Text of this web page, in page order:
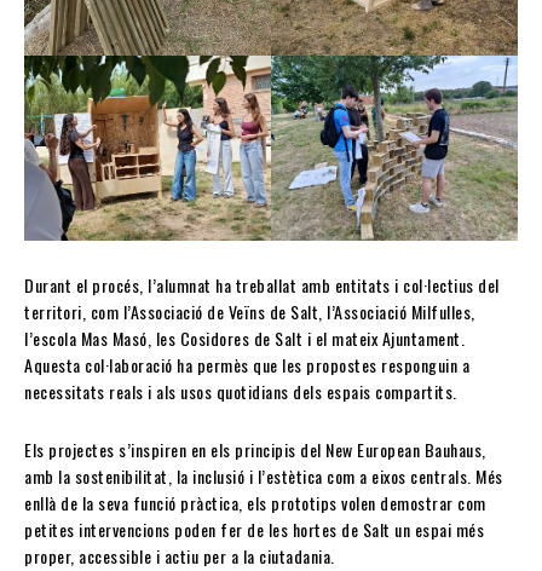
Durant el procés, l’alumnat ha treballat amb entitats i col·lectius del
territori, com l’Associació de Veïns de Salt, l’Associació Milfulles,
l’escola Mas Masó, les Cosidores de Salt i el mateix Ajuntament.
Aquesta col·laboració ha permès que les propostes responguin a
necessitats reals i als usos quotidians dels espais compartits.
Els projectes s’inspiren en els principis del New European Bauhaus,
amb la sostenibilitat, la inclusió i l’estètica com a eixos centrals. Més
enllà de la seva funció pràctica, els prototips volen demostrar com
petites intervencions poden fer de les hortes de Salt un espai més
proper, accessible i actiu per a la ciutadania.